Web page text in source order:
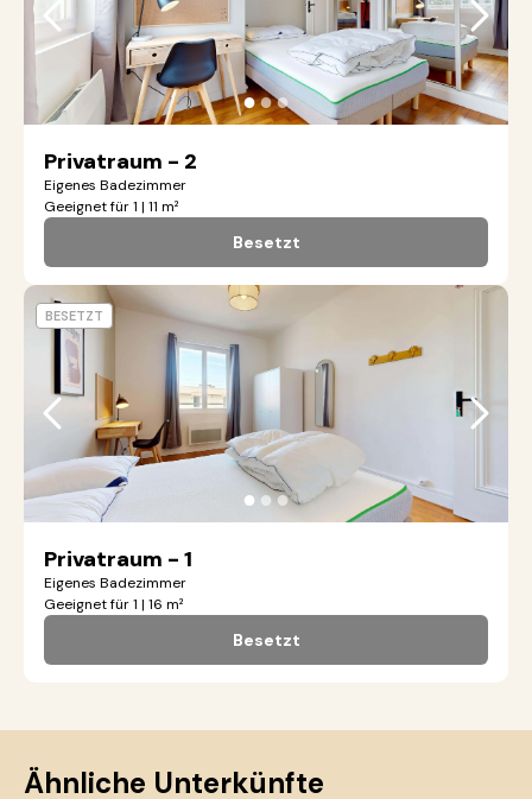
●●●
Privatraum - 2
Eigenes Badezimmer
Geeignet für 1 | 11 m²
Besetzt
●●●
Privatraum - 1
Eigenes Badezimmer
Geeignet für 1 | 16 m²
Besetzt
BESETZT
Ähnliche Unterkünfte